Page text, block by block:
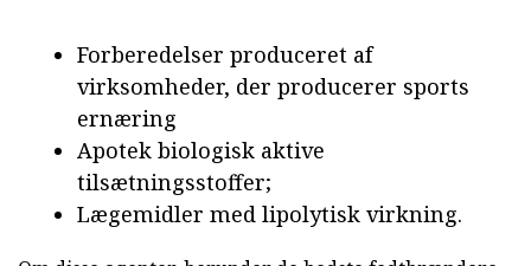
Forberedelser produceret af
virksomheder, der producerer sports
ernæring
Apotek biologisk aktive
tilsætningsstoffer;
Lægemidler med lipolytisk virkning.